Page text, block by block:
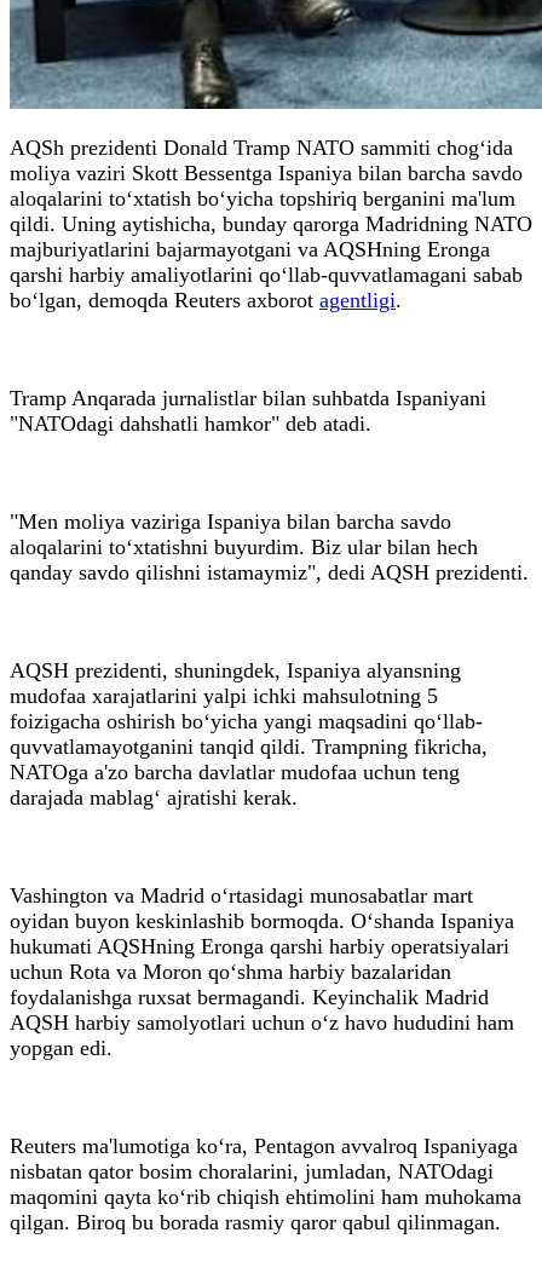
AQSh prezidenti Donald Tramp NATO sammiti chog‘ida
moliya vaziri Skott Bessentga Ispaniya bilan barcha savdo
aloqalarini to‘xtatish bo‘yicha topshiriq berganini ma'lum
qildi. Uning aytishicha, bunday qarorga Madridning NATO
majburiyatlarini bajarmayotgani va AQSHning Eronga
qarshi harbiy amaliyotlarini qo‘llab-quvvatlamagani sabab
bo‘lgan, demoqda Reuters axborot agentligi.
Tramp Anqarada jurnalistlar bilan suhbatda Ispaniyani
"NATOdagi dahshatli hamkor" deb atadi.
"Men moliya vaziriga Ispaniya bilan barcha savdo
aloqalarini to‘xtatishni buyurdim. Biz ular bilan hech
qanday savdo qilishni istamaymiz", dedi AQSH prezidenti.
AQSH prezidenti, shuningdek, Ispaniya alyansning
mudofaa xarajatlarini yalpi ichki mahsulotning 5
foizigacha oshirish bo‘yicha yangi maqsadini qo‘llab-
quvvatlamayotganini tanqid qildi. Trampning fikricha,
NATOga a'zo barcha davlatlar mudofaa uchun teng
darajada mablag‘ ajratishi kerak.
Vashington va Madrid o‘rtasidagi munosabatlar mart
oyidan buyon keskinlashib bormoqda. O‘shanda Ispaniya
hukumati AQSHning Eronga qarshi harbiy operatsiyalari
uchun Rota va Moron qo‘shma harbiy bazalaridan
foydalanishga ruxsat bermagandi. Keyinchalik Madrid
AQSH harbiy samolyotlari uchun o‘z havo hududini ham
yopgan edi.
Reuters ma'lumotiga ko‘ra, Pentagon avvalroq Ispaniyaga
nisbatan qator bosim choralarini, jumladan, NATOdagi
maqomini qayta ko‘rib chiqish ehtimolini ham muhokama
qilgan. Biroq bu borada rasmiy qaror qabul qilinmagan.